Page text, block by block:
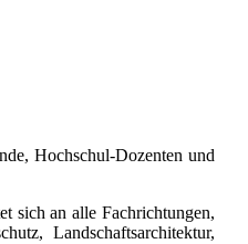
Hochschul-Dozenten und
sich an alle Fachrichtungen,
Landschaftsarchitektur,